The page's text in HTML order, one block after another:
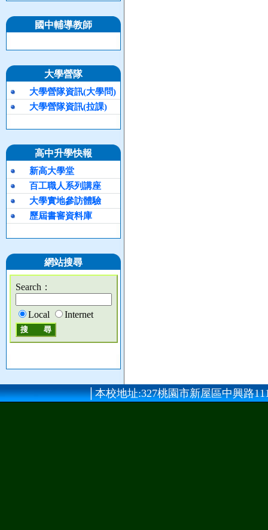
國中輔導教師
大學營隊
大學營隊資訊(大學問)
大學營隊資訊(拉課)
高中升學快報
新高大學堂
百工職人系列講座
大學實地參訪體驗
歷屆書審資料庫
網站搜尋
Search：
Local Internet
│本校地址:327桃園市新屋區中興路